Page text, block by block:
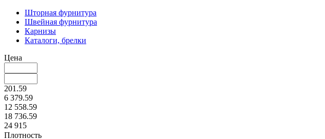
Шторная фурнитура
Швейная фурнитура
Карнизы
Каталоги, брелки
Цена
201.59
6 379.59
12 558.59
18 736.59
24 915
Плотность